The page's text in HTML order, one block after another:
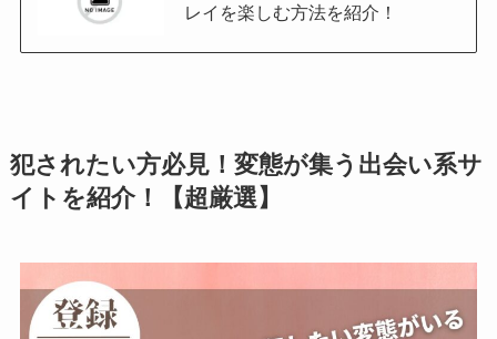
レイを楽しむ方法を紹介！
犯されたい方必見！変態が集う出会い系サ
イトを紹介！【超厳選】